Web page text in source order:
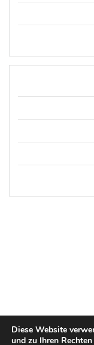
Diese Website
und zu Ihren